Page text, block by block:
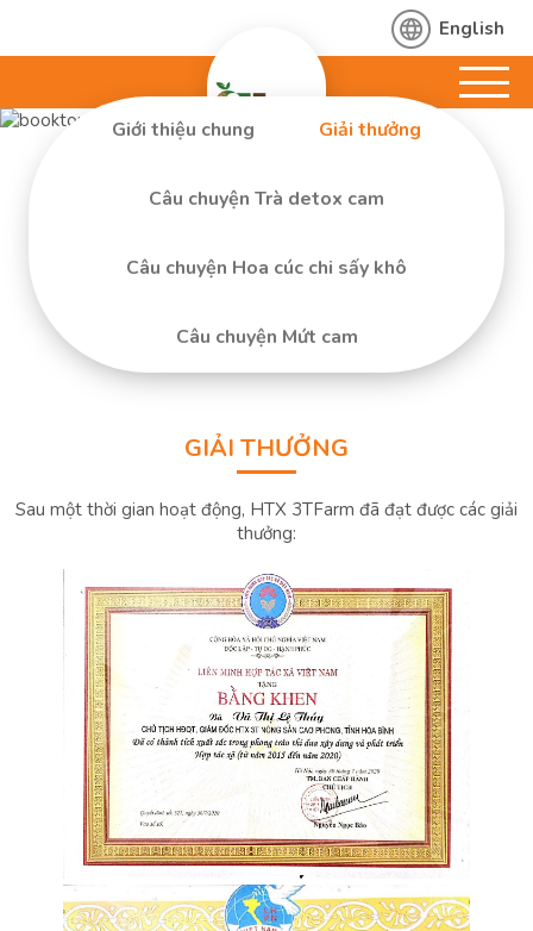
English
Giới thiệu chung Giải thưởng
Câu chuyện Trà detox cam
Câu chuyện Hoa cúc chi sấy khô
Câu chuyện Mứt cam
GIẢI THƯỞNG
Sau một thời gian hoạt động, HTX 3TFarm đã đạt được các giải
thưởng: